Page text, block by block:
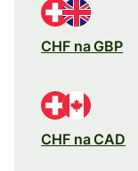
CHF na GBP
CHF na CAD